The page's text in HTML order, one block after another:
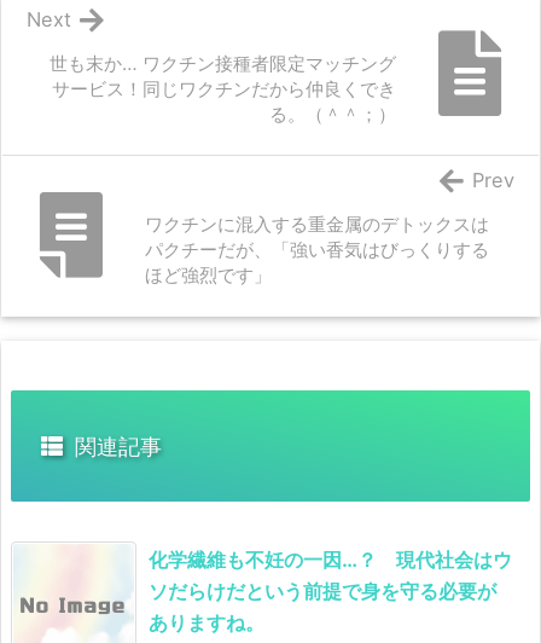
世も末か… ワクチン接種者限定マッチング
サービス！同じワクチンだから仲良くでき
る。（＾＾；）
Next
ワクチンに混入する重金属のデトックスは
パクチーだが、「強い香気はびっくりする
ほど強烈です」
Prev
関連記事
化学繊維も不妊の一因…？ 現代社会はウ
ソだらけだという前提で身を守る必要が
ありますね。